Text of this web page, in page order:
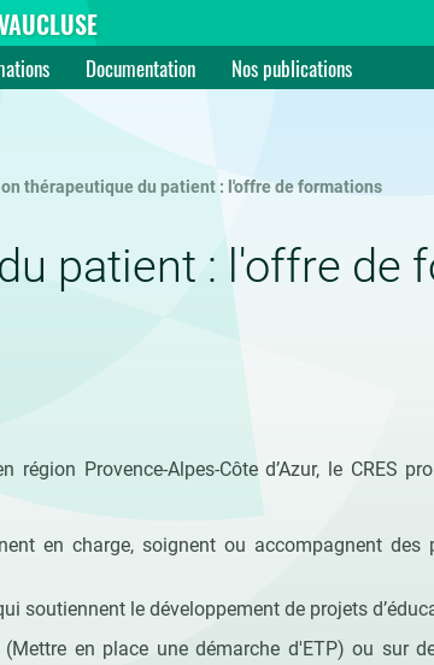
Documentation Nos publications
thérapeutique du patient : l'offre de formations
patient : l'offre de
Provence-Alpes-Côte d’Azur, le CRES
en charge, soignent ou accompagnent des
soutiennent le développement de projets
en place une démarche d'ETP) ou sur